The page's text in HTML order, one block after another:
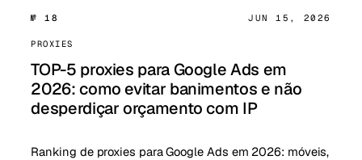
№ 18 JUN 15, 2026
PROXIES
TOP-5 proxies para Google Ads em
2026: como evitar banimentos e não
desperdiçar orçamento com IP
Ranking de proxies para Google Ads em 2026: móveis,